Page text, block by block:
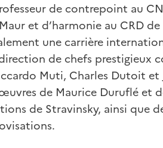
de contrepoint au
et d’harmonie au CRD
une carrière
de chefs prestigieux
Muti, Charles Dutoit
de Maurice Duruflé et
de Stravinsky, ainsi que